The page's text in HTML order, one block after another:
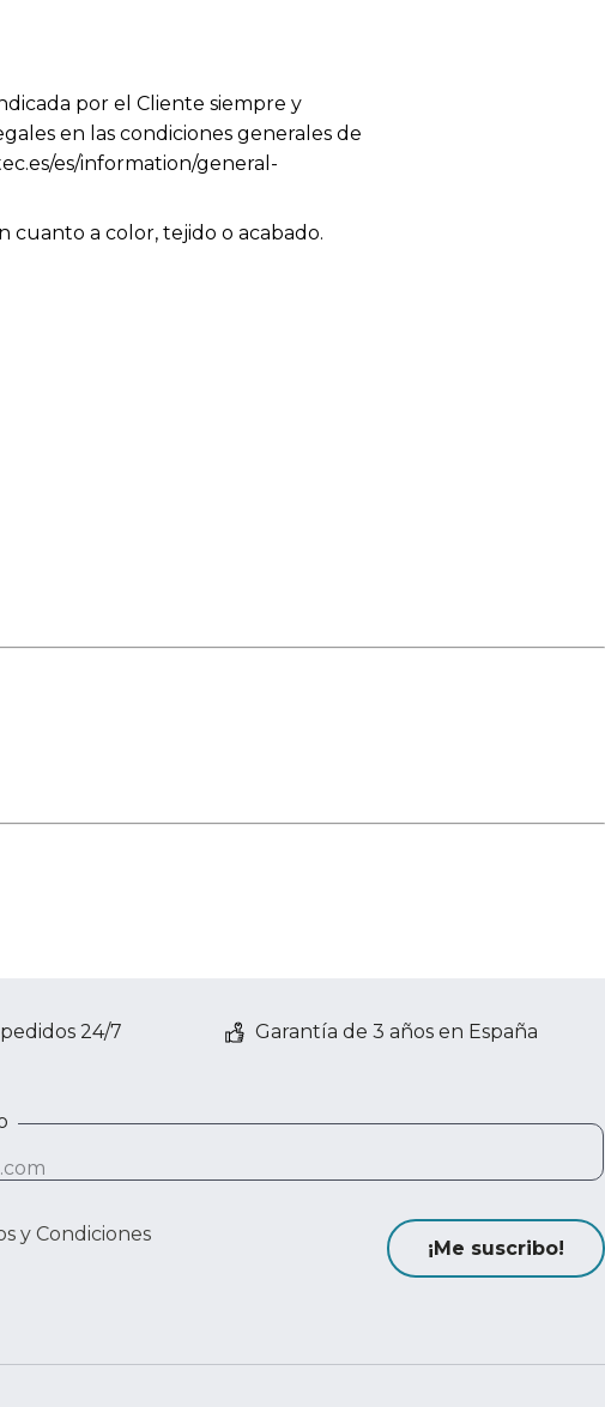
por el Cliente siempre y
en las condiciones generales de
es/information/general-
a color, tejido o acabado.
24/7 Garantía de 3 años en España
y Condiciones
¡Me suscribo!